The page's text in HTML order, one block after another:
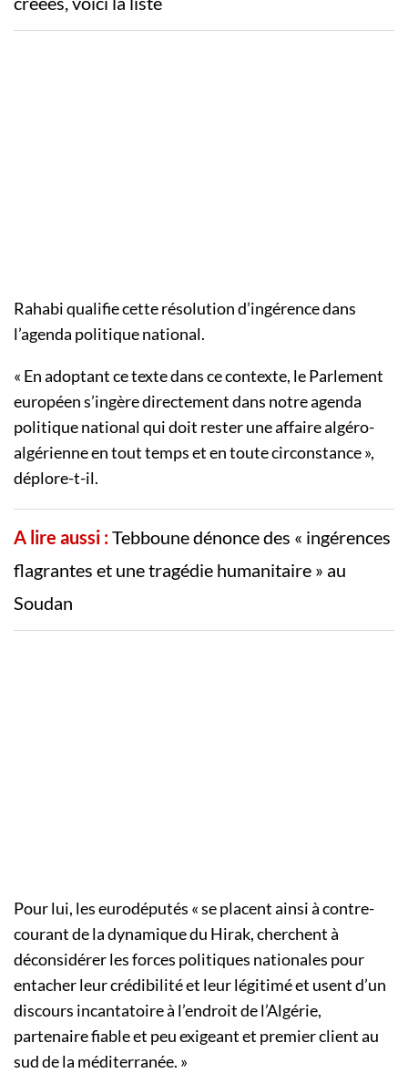
Rahabi qualifie cette résolution d’ingérence dans
l’agenda politique national.
« En adoptant ce texte dans ce contexte, le Parlement
européen s’ingère directement dans notre agenda
politique national qui doit rester une affaire algéro-
algérienne en tout temps et en toute circonstance »,
déplore-t-il.
A lire aussi :Tebboune dénonce des « ingérences
flagrantes et une tragédie humanitaire » au
Soudan
Pour lui, les eurodéputés « se placent ainsi à contre-
courant de la dynamique du Hirak, cherchent à
déconsidérer les forces politiques nationales pour
entacher leur crédibilité et leur légitimé et usent d’un
discours incantatoire à l’endroit de l’Algérie,
partenaire fiable et peu exigeant et premier client au
sud de la méditerranée. »